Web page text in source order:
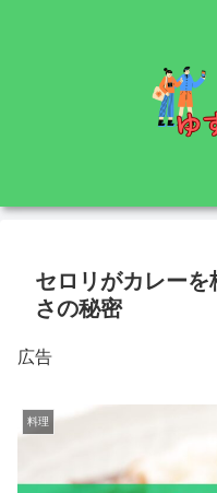
セロリがカレー
さの秘密
広告
料理